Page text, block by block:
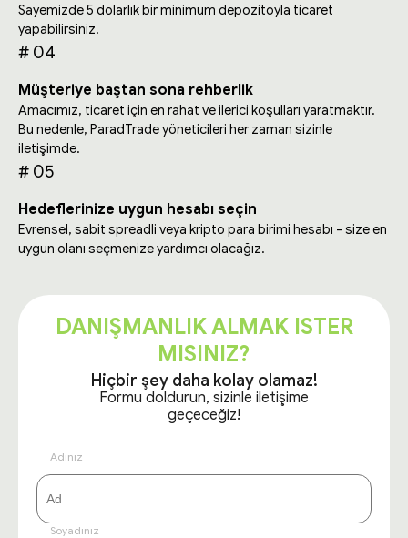
Sayemizde 5 dolarlık bir minimum depozitoyla ticaret
yapabilirsiniz.
# 04
Müşteriye baştan sona rehberlik
Amacımız, ticaret için en rahat ve ilerici koşulları yaratmaktır.
Bu nedenle, ParadTrade yöneticileri her zaman sizinle
iletişimde.
# 05
Hedeflerinize uygun hesabı seçin
Evrensel, sabit spreadli veya kripto para birimi hesabı - size en
uygun olanı seçmenize yardımcı olacağız.
DANIŞMANLIK ALMAK ISTER
MISINIZ?
Hiçbir şey daha kolay olamaz!
Formu doldurun, sizinle iletişime
geçeceğiz!
Adınız
Soyadınız